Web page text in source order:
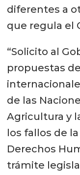
diferentes a
que regula el
“Solicito al
propuestas
de las
Agricultura y
los fallos de
Derechos
trámite